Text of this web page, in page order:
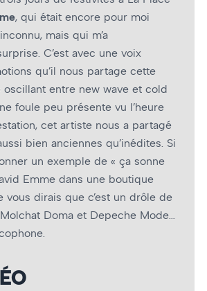
, qui était encore pour moi
mais qui m’a
C’est avec une voix
qu’il nous partage cette
oscillant entre new wave et cold
foule peu présente vu l’heure
cet artiste nous a partagé
bien anciennes qu’inédites. Si
un exemple de « ça sonne
Emme dans une boutique
vous dirais que c’est un drôle de
Doma et Depeche Mode…